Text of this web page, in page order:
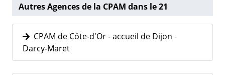
Autres Agences de la CPAM dans le 21
CPAM de Côte-d'Or - accueil de Dijon -
Darcy-Maret